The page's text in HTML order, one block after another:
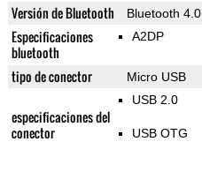
Versión de Bluetooth Bluetooth 4.0
Especificaciones
bluetooth
A2DP
tipo de conector Micro USB
especificaciones del
conector
USB 2.0
USB OTG